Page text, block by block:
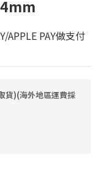
APPLE PAY做支付
貨)(海外地區運費採